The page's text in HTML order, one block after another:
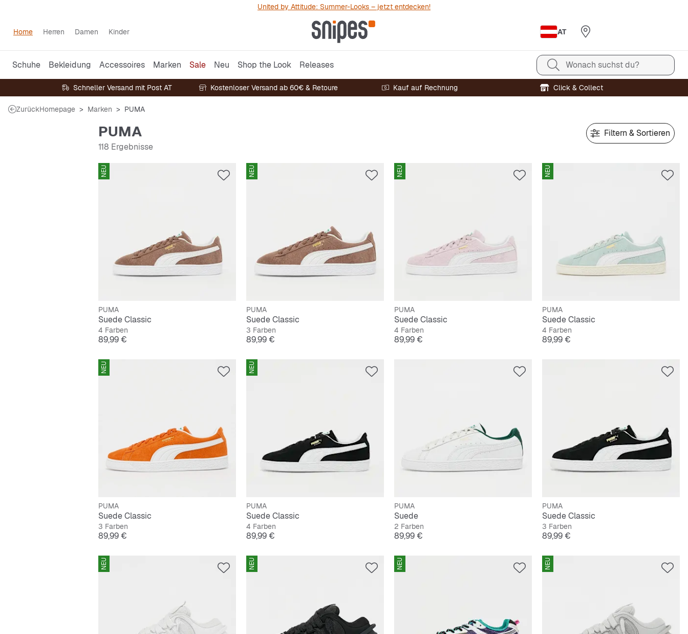
United by Attitude: Summer-Looks – jetzt entdecken!
Home Herren Damen Kinder AT
Schuhe Bekleidung Accessoires Marken Sale Neu Shop the Look Releases Wonach suchst du?
Schneller Versand mit Post AT Kostenloser Versand ab 60€ & Retoure Kauf auf Rechnung Click & Collect
ZurückHomepage Marken PUMA
PUMA
118 Ergebnisse
Filtern & Sortieren
NEU
PUMA
Suede Classic
4 Farben
Preis
89,99 €
NEU
PUMA
Suede Classic
3 Farben
Preis
89,99 €
NEU
PUMA
Suede Classic
4 Farben
Preis
89,99 €
NEU
PUMA
Suede Classic
4 Farben
Preis
89,99 €
NEU
PUMA
Suede Classic
3 Farben
Preis
89,99 €
NEU
PUMA
Suede Classic
4 Farben
Preis
89,99 €
PUMA
Suede
2 Farben
Preis
89,99 €
PUMA
Suede Classic
3 Farben
Preis
89,99 €
NEU NEU NEU NEU